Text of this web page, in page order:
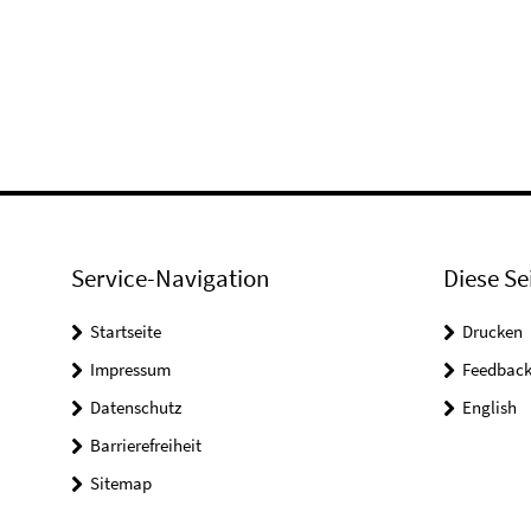
Service-Navigation
Startseite
Impressum
Datenschutz
Barrierefreiheit
Sitemap
Diese
Drucken
Feedback
English